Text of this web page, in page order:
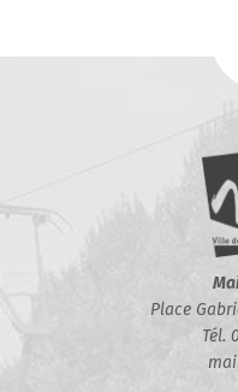
Place
Tél.